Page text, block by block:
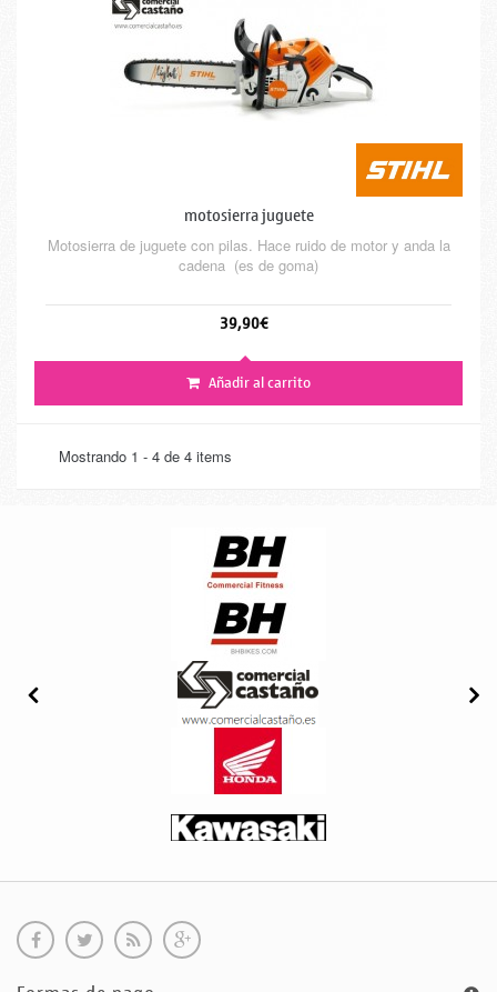
motosierra juguete
Motosierra de juguete con pilas. Hace ruido de motor y anda la
cadena (es de goma)
39,90€
Añadir al carrito
Mostrando 1 - 4 de 4 items